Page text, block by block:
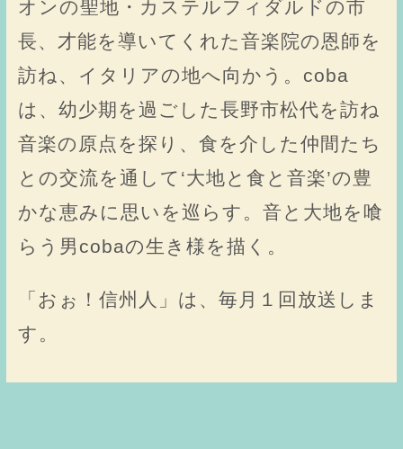
オンの聖地・カステルフィダルドの市
長、才能を導いてくれた音楽院の恩師を
訪ね、イタリアの地へ向かう。coba
は、幼少期を過ごした長野市松代を訪ね
音楽の原点を探り、食を介した仲間たち
との交流を通して‘大地と食と音楽’の豊
かな恵みに思いを巡らす。音と大地を喰
らう男cobaの生き様を描く。
「おぉ！信州人」は、毎月１回放送しま
す。